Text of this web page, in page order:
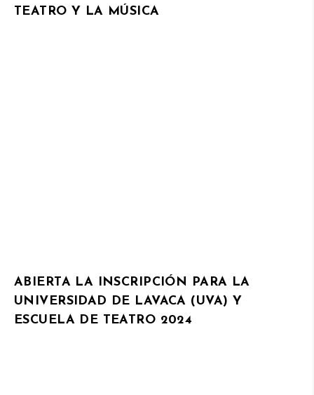
TEATRO Y LA MÚSICA
ABIERTA LA INSCRIPCIÓN PARA LA
UNIVERSIDAD DE LAVACA (UVA) Y
ESCUELA DE TEATRO 2024